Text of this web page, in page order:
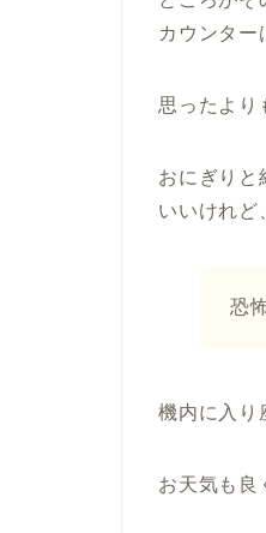
カウンタ
思ったより
おにぎりと
いいけれど
恐
機内に入り
お天気も良